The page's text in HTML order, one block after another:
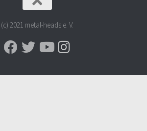
(c) 2021 metal-heads e. V.